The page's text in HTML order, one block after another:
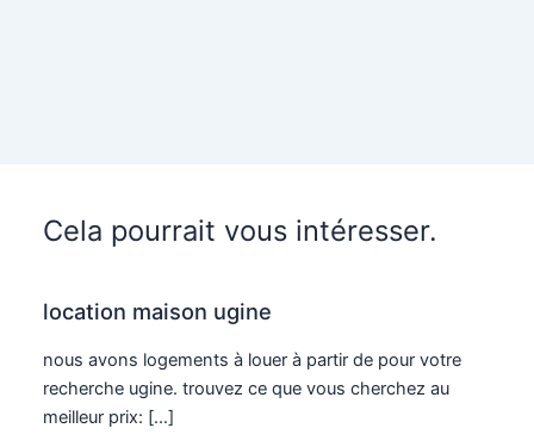
Cela pourrait vous intéresser.
location maison ugine
nous avons logements à louer à partir de pour votre
recherche ugine. trouvez ce que vous cherchez au
meilleur prix: […]